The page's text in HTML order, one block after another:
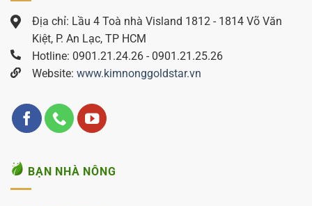
Địa chỉ: Lầu 4 Toà nhà Visland 1812 - 1814 Võ Văn
Kiệt, P. An Lạc, TP HCM
Hotline: 0901.21.24.26 - 0901.21.25.26
Website: www.kimnonggoldstar.vn
BẠN NHÀ NÔNG